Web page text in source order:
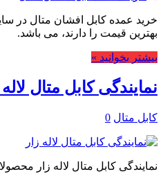
بهترین قیمت را دارند، می باشد.
بیشتر بخوانید »
نمایندگی کابل متال
کابل متال 0
نمایندگی کابل متال لاله زار